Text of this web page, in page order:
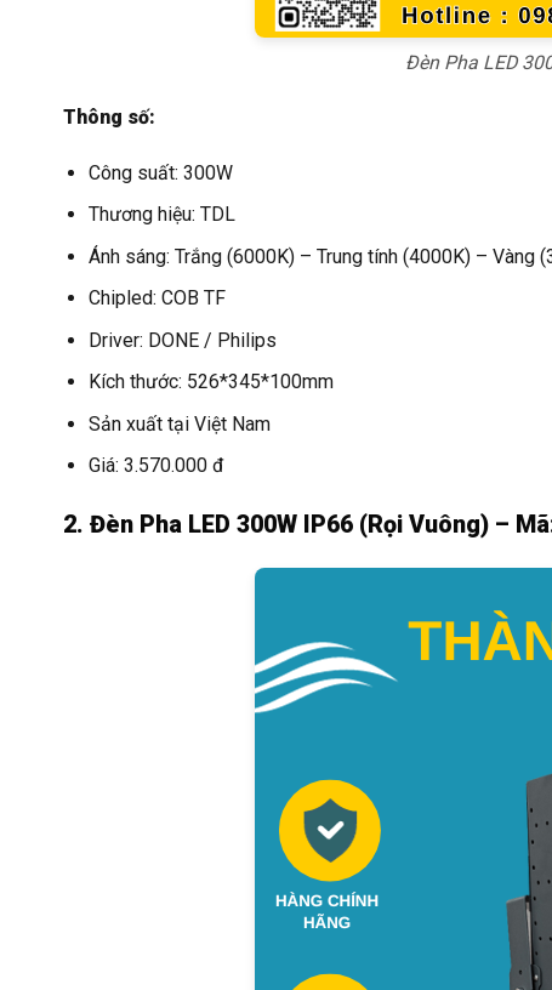
Đèn Pha LED
Thông số:
Công suất: 300W
Thương hiệu: TDL
Ánh sáng: Trắng (6000K) – Trung tính (4000K) – Vàng
Chipled: COB TF
Driver: DONE / Philips
Kích thước: 526*345*100mm
Sản xuất tại Việt Nam
Giá: 3.570.000 đ
2. Đèn Pha LED 300W IP66 (Rọi Vuông) –